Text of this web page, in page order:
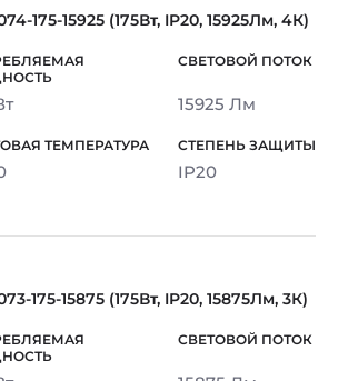
175-15925 (175Вт, IP20, 15925Лм, 4К)
15925 Лм
IP20
175-15875 (175Вт, IP20, 15875Лм, 3К)